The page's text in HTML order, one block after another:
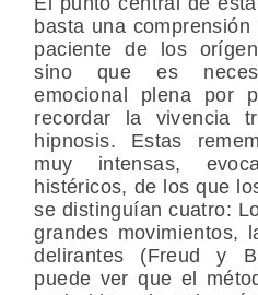
basta una
paciente de los
sino que es
emocional plena por
recordar la vivencia
hipnosis. Estas
muy intensas,
histéricos, de los que
se distinguían cuatro:
grandes movimientos,
delirantes (Freud y
puede ver que el